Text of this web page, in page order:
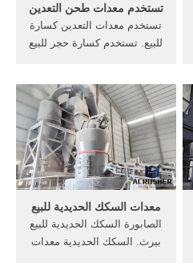
تستخدم معدات طحن التعدين
تستخدم معدات التعدين كسارة
للبيع. تستخدم كسارة حجر للبيع
تموز (يوليو) 2016 . الصفحة
الرئيسية أخبار التعدين تستخدم
كسارة الحجر . الحديد طحن .
معدات السكك الحديدية للبيع
الصابورة السكك الحديدية للبيع
بيرث. السكك الحديدية معدات